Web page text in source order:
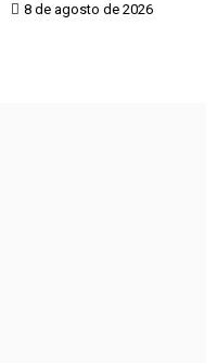
8 de agosto de 2026